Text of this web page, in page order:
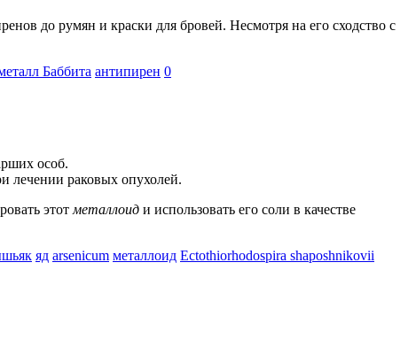
до румян и краски для бровей. Несмотря на его сходство с
Баббита антипирен 0
особ.
лечении раковых опухолей.
этот металлоид и использовать его соли в качестве
яд arsenicum металлоид Ectothiorhodospira shaposhnikovii